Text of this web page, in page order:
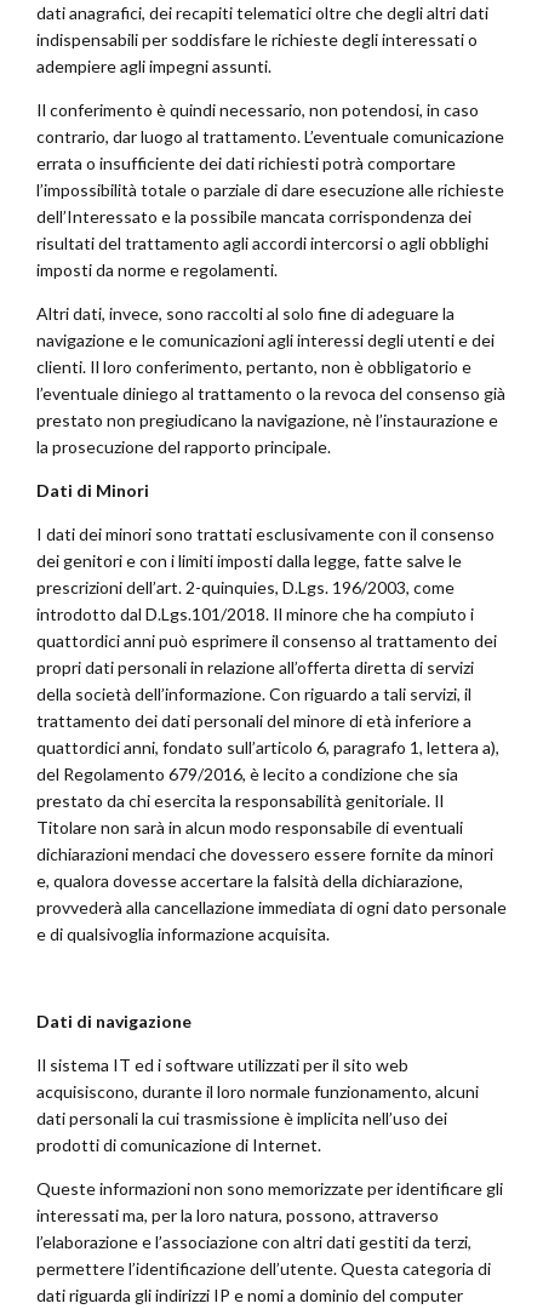
dati anagrafici, dei recapiti telematici oltre che degli altri dati
indispensabili per soddisfare le richieste degli interessati o
adempiere agli impegni assunti.
Il conferimento è quindi necessario, non potendosi, in caso
contrario, dar luogo al trattamento. L’eventuale comunicazione
errata o insufficiente dei dati richiesti potrà comportare
l’impossibilità totale o parziale di dare esecuzione alle richieste
dell’Interessato e la possibile mancata corrispondenza dei
risultati del trattamento agli accordi intercorsi o agli obblighi
imposti da norme e regolamenti.
Altri dati, invece, sono raccolti al solo fine di adeguare la
navigazione e le comunicazioni agli interessi degli utenti e dei
clienti. Il loro conferimento, pertanto, non è obbligatorio e
l’eventuale diniego al trattamento o la revoca del consenso già
prestato non pregiudicano la navigazione, nè l’instaurazione e
la prosecuzione del rapporto principale.
Dati di Minori
I dati dei minori sono trattati esclusivamente con il consenso
dei genitori e con i limiti imposti dalla legge, fatte salve le
prescrizioni dell’art. 2-quinquies, D.Lgs. 196/2003, come
introdotto dal D.Lgs.101/2018. Il minore che ha compiuto i
quattordici anni può esprimere il consenso al trattamento dei
propri dati personali in relazione all’offerta diretta di servizi
della società dell’informazione. Con riguardo a tali servizi, il
trattamento dei dati personali del minore di età inferiore a
quattordici anni, fondato sull’articolo 6, paragrafo 1, lettera a),
del Regolamento 679/2016, è lecito a condizione che sia
prestato da chi esercita la responsabilità genitoriale. Il
Titolare non sarà in alcun modo responsabile di eventuali
dichiarazioni mendaci che dovessero essere fornite da minori
e, qualora dovesse accertare la falsità della dichiarazione,
provvederà alla cancellazione immediata di ogni dato personale
e di qualsivoglia informazione acquisita.
Dati di navigazione
Il sistema IT ed i software utilizzati per il sito web
acquisiscono, durante il loro normale funzionamento, alcuni
dati personali la cui trasmissione è implicita nell’uso dei
prodotti di comunicazione di Internet.
Queste informazioni non sono memorizzate per identificare gli
interessati ma, per la loro natura, possono, attraverso
l’elaborazione e l’associazione con altri dati gestiti da terzi,
permettere l’identificazione dell’utente. Questa categoria di
dati riguarda gli indirizzi IP e nomi a dominio del computer